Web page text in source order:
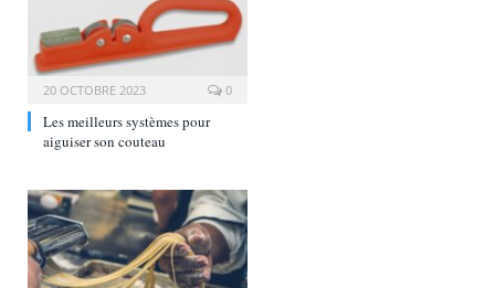
20 OCTOBRE 2023 0
Les meilleurs systèmes pour
aiguiser son couteau